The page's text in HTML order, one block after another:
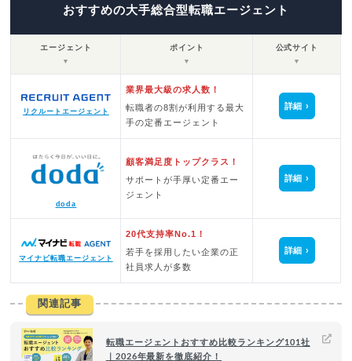
おすすめの大手総合型転職エージェント
エージェント
▼
ポイント
▼
公式サイト
▼
リクルートエージェント
業界最大級の求人数！
転職者の8割が利用する最大
手の定番エージェント
詳細
doda
顧客満足度トップクラス！
サポートが手厚い定番エー
ジェント
詳細
マイナビ転職エージェント
20代支持率No.1！
若手を採用したい企業の正
社員求人が多数
詳細
関連記事
転職エージェントおすすめ比較ランキング101社
｜2026年最新を徹底紹介！